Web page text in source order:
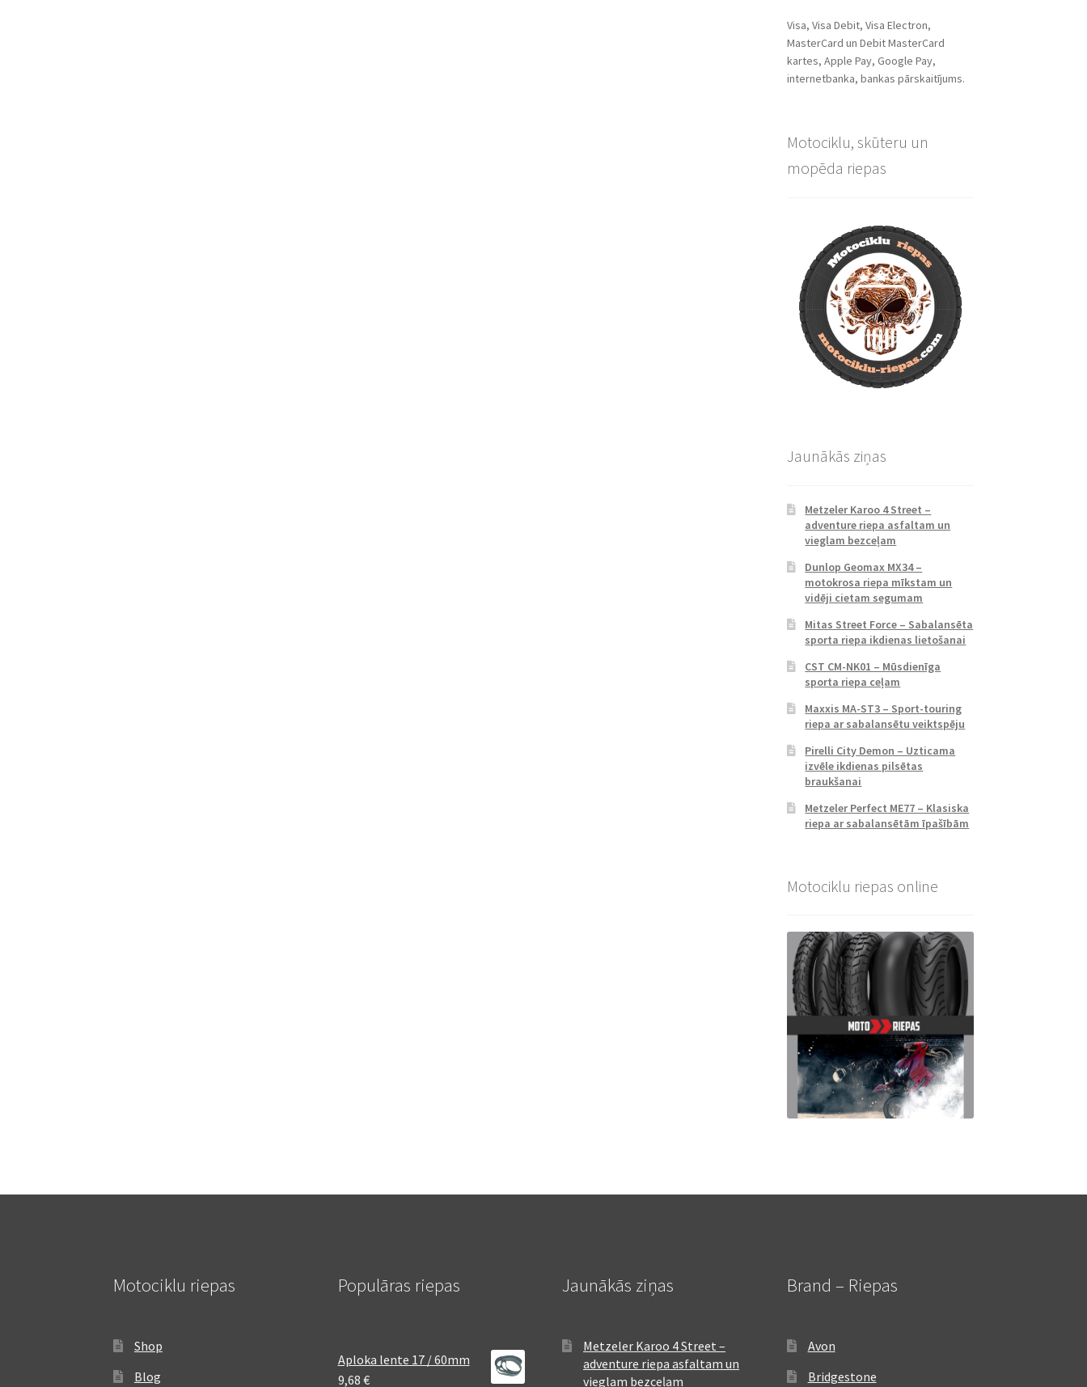
Visa, Visa Debit, Visa Electron,
MasterCard un Debit MasterCard
kartes, Apple Pay, Google Pay,
internetbanka, bankas pārskaitījums.
Motociklu, skūteru un
mopēda riepas
Jaunākās ziņas
Metzeler Karoo 4 Street –
adventure riepa asfaltam un
vieglam bezceļam
Dunlop Geomax MX34 –
motokrosa riepa mīkstam un
vidēji cietam segumam
Mitas Street Force – Sabalansēta
sporta riepa ikdienas lietošanai
CST CM-NK01 – Mūsdienīga
sporta riepa ceļam
Maxxis MA-ST3 – Sport-touring
riepa ar sabalansētu veiktspēju
Pirelli City Demon – Uzticama
izvēle ikdienas pilsētas
braukšanai
Metzeler Perfect ME77 – Klasiska
riepa ar sabalansētām īpašībām
Motociklu riepas online
Motociklu riepas
Shop
Blog
Populāras riepas
Aploka lente 17 / 60mm
9,68 €
Jaunākās ziņas
Metzeler Karoo 4 Street –
adventure riepa asfaltam un
vieglam bezceļam
Brand – Riepas
Avon
Bridgestone